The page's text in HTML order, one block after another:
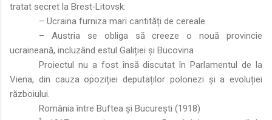
tratat secret la Brest‑Litovsk:
– Ucraina furniza mari cantități de cereale
– Austria se obliga să creeze o nouă provincie
ucraineană, incluzând estul Galiției și Bucovina
Proiectul nu a fost însă discutat în Parlamentul de la
Viena, din cauza opoziției deputaților polonezi și a evoluției
războiului.
România între Buftea și București (1918)